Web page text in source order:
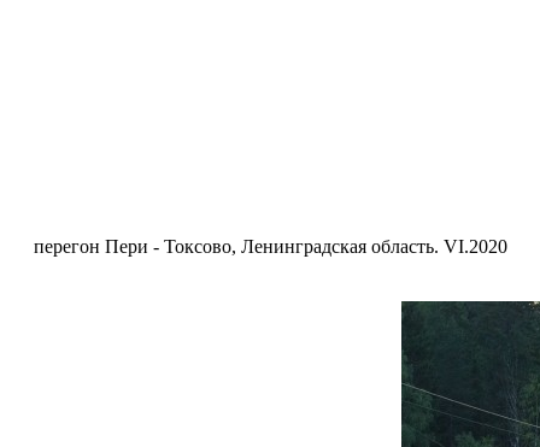
перегон Пери - Токсово, Ленинградская область. VI.2020